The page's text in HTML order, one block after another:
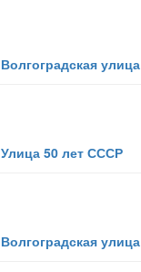
Волгоградская улица
Улица 50 лет СССР
Волгоградская улица